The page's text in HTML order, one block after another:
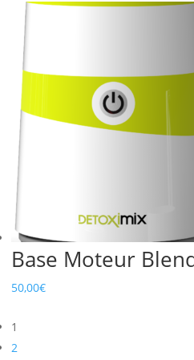
Base Moteur
50,00€
1
2